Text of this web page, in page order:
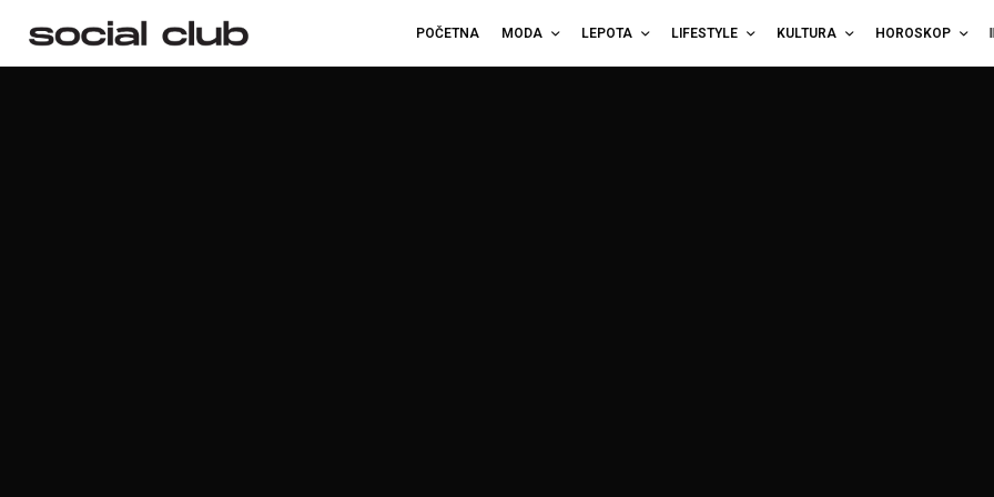
POČETNA MODA LEPOTA LIFESTYLE KULTURA HOROSKOP